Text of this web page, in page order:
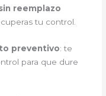
reemplazo
tu control.
preventivo: te
para que dure